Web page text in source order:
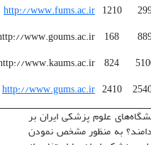
1210
http://www.fums.ac.ir
168
www.goums.ac.ir/
824
www.kaums.ac.ir/
2410
http://www.gums.ac.ir
علوم پزشکی ایران بر
به منظور مشخص نمودن